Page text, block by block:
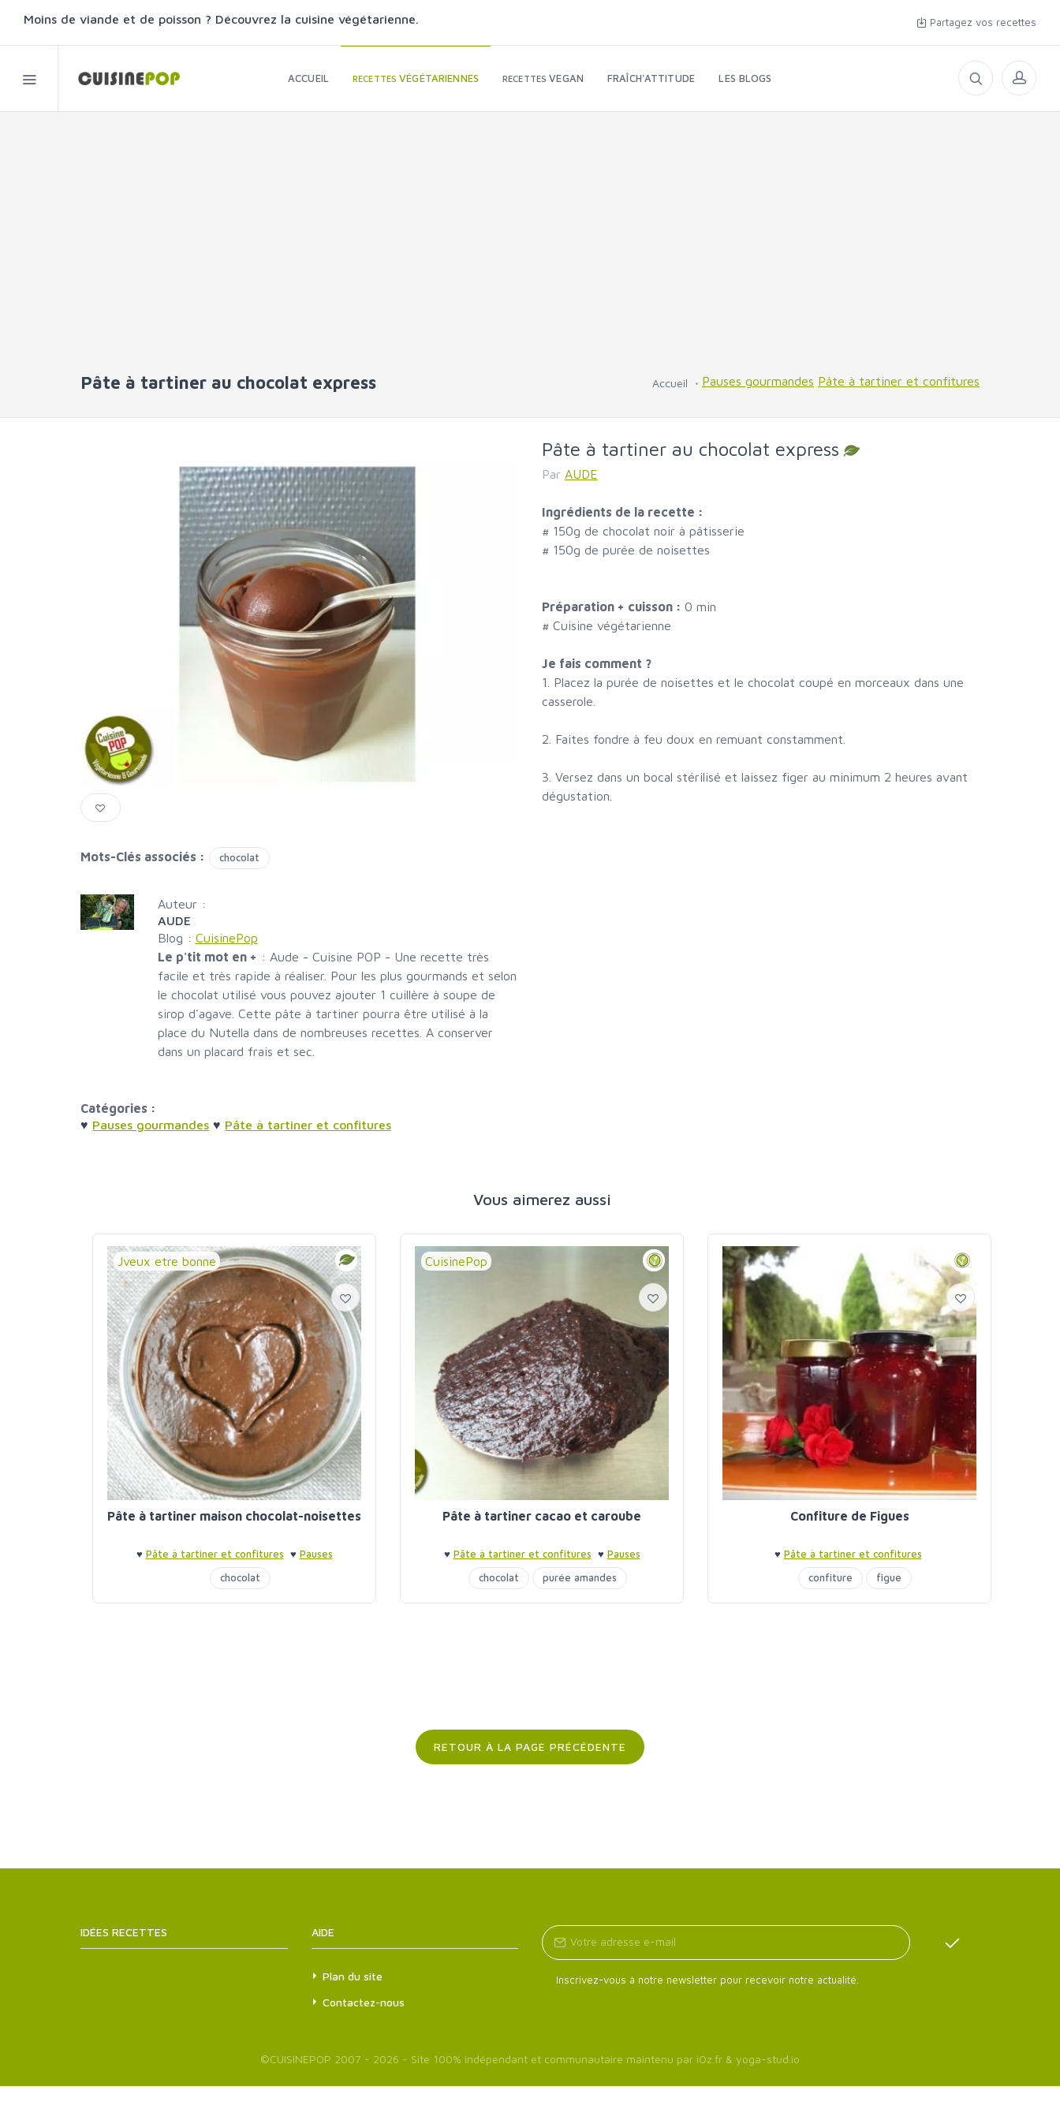
Moins de viande et de poisson ? Découvrez la cuisine végétarienne. Partagez vos recettes
ACCUEIL RECETTESVÉGÉTARIENNES RECETTESVEGAN FRAÎCH'ATTITUDE LES BLOGS
Pâte à tartiner au chocolat express Accueil Pauses gourmandes Pâte à tartiner et confitures
Mots-Clés associés : chocolat
Auteur :
AUDE
Blog : CuisinePop
Le p'tit mot en + : Aude - Cuisine POP - Une recette très
facile et très rapide à réaliser. Pour les plus gourmands et selon
le chocolat utilisé vous pouvez ajouter 1 cuillère à soupe de
sirop d'agave. Cette pâte à tartiner pourra être utilisé à la
place du Nutella dans de nombreuses recettes. A conserver
dans un placard frais et sec.
Catégories :
♥ Pauses gourmandes ♥ Pâte à tartiner et confitures
Pâte à tartiner au chocolat express
Par AUDE
Ingrédients de la recette :
# 150g de chocolat noir à pâtisserie
# 150g de purée de noisettes
Préparation + cuisson : 0 min
# Cuisine végétarienne
Je fais comment ?
1. Placez la purée de noisettes et le chocolat coupé en morceaux dans une
casserole.
2. Faites fondre à feu doux en remuant constamment.
3. Versez dans un bocal stérilisé et laissez figer au minimum 2 heures avant
dégustation.
Vous aimerez aussi
Jveux etre bonne
Pâte à tartiner maison chocolat-noisettes
♥ Pâte à tartiner et confitures ♥ Pauses
gourmandes
chocolat
CuisinePop
Pâte à tartiner cacao et caroube
♥ Pâte à tartiner et confitures ♥ Pauses
gourmandes
chocolat purée amandes
purée noisettes sirop d'agave
Confiture de Figues
♥ Pâte à tartiner et confitures
confiture
figue
RETOUR À LA PAGE PRÉCÉDENTE
IDÉES RECETTES AIDE
Plan du site
Contactez-nous
Inscrivez-vous à notre newsletter pour recevoir notre actualité.
©CUISINEPOP 2007 - 2026 - Site 100% indépendant et communautaire maintenu par iOz.fr & yoga-stud.io